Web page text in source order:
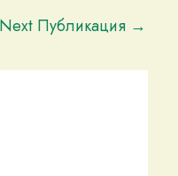
Next Публикация →